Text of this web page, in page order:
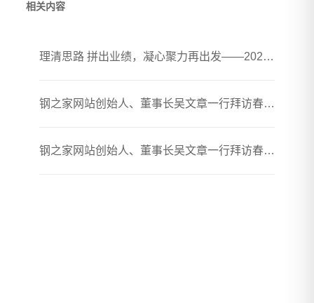
相关内容
理清思路 拼出业绩，凝心聚力再出发——2026年春煦年中会议暨团建活动圆满落幕
钢之家网站创始人、董事长吴文章一行拜访春煦钢铁胶州加工厂
钢之家网站创始人、董事长吴文章一行拜访春煦钢铁贸易（上海）有限公司